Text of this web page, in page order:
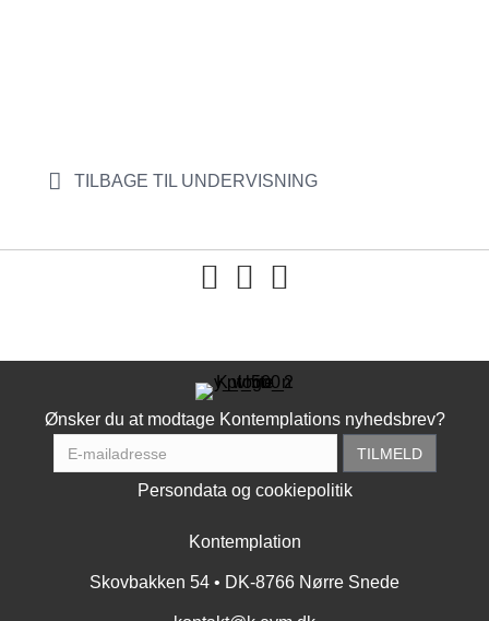
TILBAGE TIL UNDERVISNING
You tube
Ønsker du at modtage Kontemplations nyhedsbrev?
Persondata og cookiepolitik
Kontemplation
Skovbakken 54 • DK-8766 Nørre Snede